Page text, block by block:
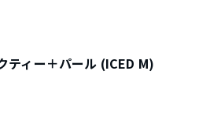
ティー＋パール (ICED M)